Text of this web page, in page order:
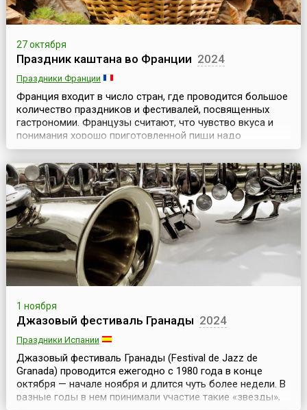
27 октября
Праздник каштана во Франции 2024
Праздники Франции
Франция входит в число стран, где проводится большое
количество праздников и фестивалей, посвященных
гастрономии. Французы считают, что чувство вкуса и
понимания хорошо приготовленной пищи надо
воспитывать в людях с детства, как умение читать.
Поэтому нельзя пройти мимо такой необычной даты,
как Праздник каштана. Этот продукт французы очень
ценят и считают национальным. Именно они впервые
нача...
1 ноября
Джазовый фестиваль Гранады 2024
Праздники Испании
Джазовый фестиваль Гранады (Festival de Jazz de
Granada) проводится ежегодно с 1980 года в конце
октября — начале ноября и длится чуть более недели. В
разные годы в нем принимали участие такие «звезды»,